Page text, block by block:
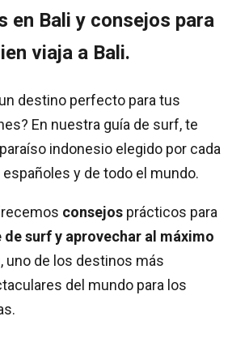
en Bali y consejos para
viaja a Bali.
destino perfecto para tus
En nuestra guía de surf, te
paraíso indonesio elegido por cada
y de todo el mundo.
consejos prácticos para
surf y aprovechar al máximo
uno de los destinos más
del mundo para los